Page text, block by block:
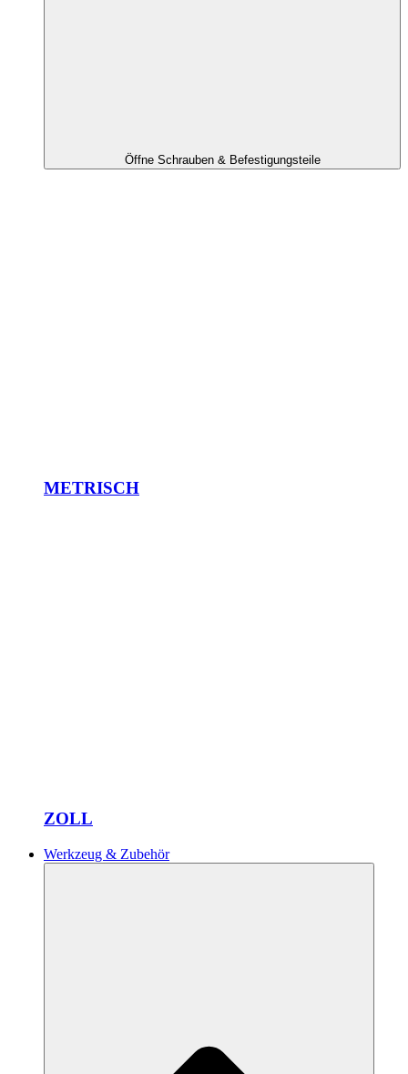
Öffne Schrauben & Befestigungsteile
METRISCH
ZOLL
Werkzeug & Zubehör